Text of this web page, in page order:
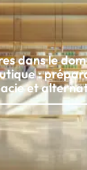
dans le
:
et